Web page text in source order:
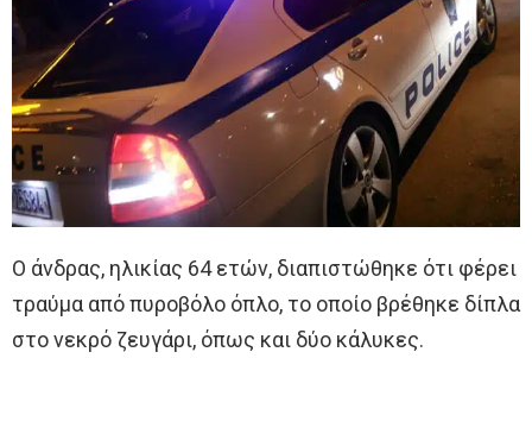
Ο άνδρας, ηλικίας 64 ετών, διαπιστώθηκε ότι φέρει
τραύμα από πυροβόλο όπλο, το οποίο βρέθηκε δίπλα
στο νεκρό ζευγάρι, όπως και δύο κάλυκες.